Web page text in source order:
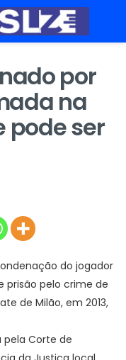
por
na
pode ser
do jogador
prisão pelo crime de
de Milão, em 2013,
Corte de